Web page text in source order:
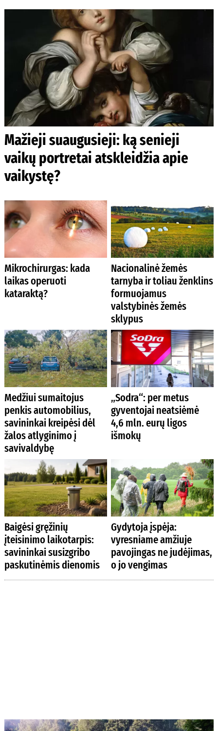
Mažieji suaugusieji: ką senieji
vaikų portretai atskleidžia apie
vaikystę?
Mikrochirurgas: kada
laikas operuoti
kataraktą?
Nacionalinė žemės
tarnyba ir toliau ženklins
formuojamus
valstybinės žemės
sklypus
Medžiui sumaitojus
penkis automobilius,
savininkai kreipėsi dėl
žalos atlyginimo į
savivaldybę
„Sodra“: per metus
gyventojai neatsiėmė
4,6 mln. eurų ligos
išmokų
Baigėsi gręžinių
įteisinimo laikotarpis:
savininkai susizgribo
paskutinėmis dienomis
Gydytoja įspėja:
vyresniame amžiuje
pavojingas ne judėjimas,
o jo vengimas